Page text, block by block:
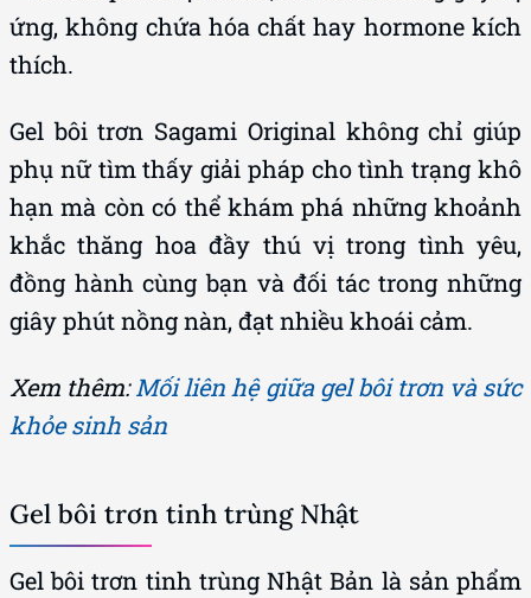
ứng, không chứa hóa chất hay hormone kích
thích.
Gel bôi trơn Sagami Original không chỉ giúp
phụ nữ tìm thấy giải pháp cho tình trạng khô
hạn mà còn có thể khám phá những khoảnh
khắc thăng hoa đầy thú vị trong tình yêu,
đồng hành cùng bạn và đối tác trong những
giây phút nồng nàn, đạt nhiều khoái cảm.
Xem thêm:Mối liên hệ giữa gel bôi trơn và sức
khỏe sinh sản
Gel bôi trơn tinh trùng Nhật
Gel bôi trơn tinh trùng Nhật Bản là sản phẩm